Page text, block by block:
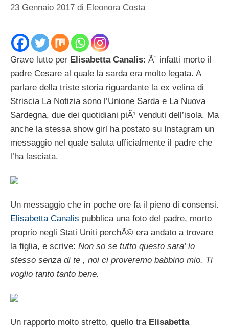
23 Gennaio 2017 di Eleonora Costa
Grave lutto per Elisabetta Canalis: Ã¨ infatti morto il
padre Cesare al quale la sarda era molto legata. A
parlare della triste storia riguardante la ex velina di
Striscia La Notizia sono l’Unione Sarda e La Nuova
Sardegna, due dei quotidiani piÃ¹ venduti dell’isola. Ma
anche la stessa show girl ha postato su Instagram un
messaggio nel quale saluta ufficialmente il padre che
l’ha lasciata.
Un messaggio che in poche ore fa il pieno di consensi.
Elisabetta Canalis pubblica una foto del padre, morto
proprio negli Stati Uniti perchÃ© era andato a trovare
la figlia, e scrive: Non so se tutto questo sara’ lo
stesso senza di te , noi ci proveremo babbino mio. Ti
voglio tanto tanto bene.
Un rapporto molto stretto, quello tra Elisabetta